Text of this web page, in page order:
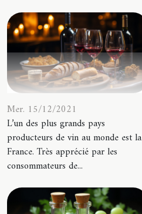
Mer. 15/12/2021
L’un des plus grands pays
producteurs de vin au monde est la
France. Très apprécié par les
consommateurs de...